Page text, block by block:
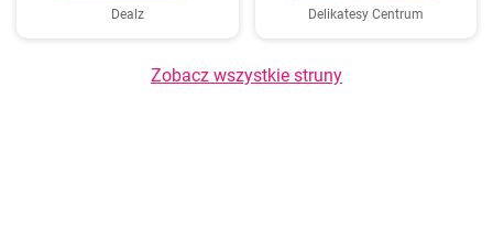
Dealz Delikatesy Centrum
Zobacz wszystkie struny